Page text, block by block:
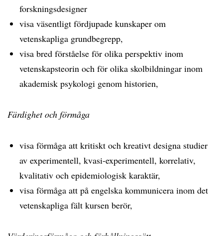
forskningsdesigner
visa väsentligt fördjupade kunskaper om
vetenskapliga grundbegrepp,
visa bred förståelse för olika perspektiv inom
vetenskapsteorin och för olika skolbildningar inom
akademisk psykologi genom historien,
Färdighet och förmåga
visa förmåga att kritiskt och kreativt designa studier
av experimentell, kvasi-experimentell, korrelativ,
kvalitativ och epidemiologisk karaktär,
visa förmåga att på engelska kommunicera inom det
vetenskapliga fält kursen berör,